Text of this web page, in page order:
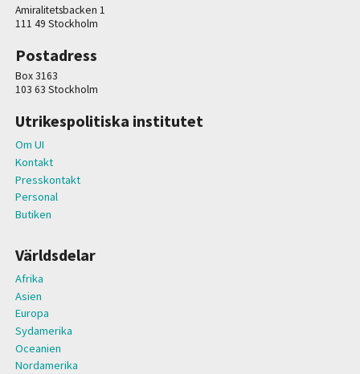
Amiralitetsbacken 1
111 49 Stockholm
Postadress
Box 3163
103 63 Stockholm
Utrikespolitiska institutet
Om UI
Kontakt
Presskontakt
Personal
Butiken
Världsdelar
Afrika
Asien
Europa
Sydamerika
Oceanien
Nordamerika